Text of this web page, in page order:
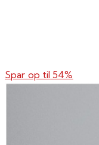
Spar op til 54%